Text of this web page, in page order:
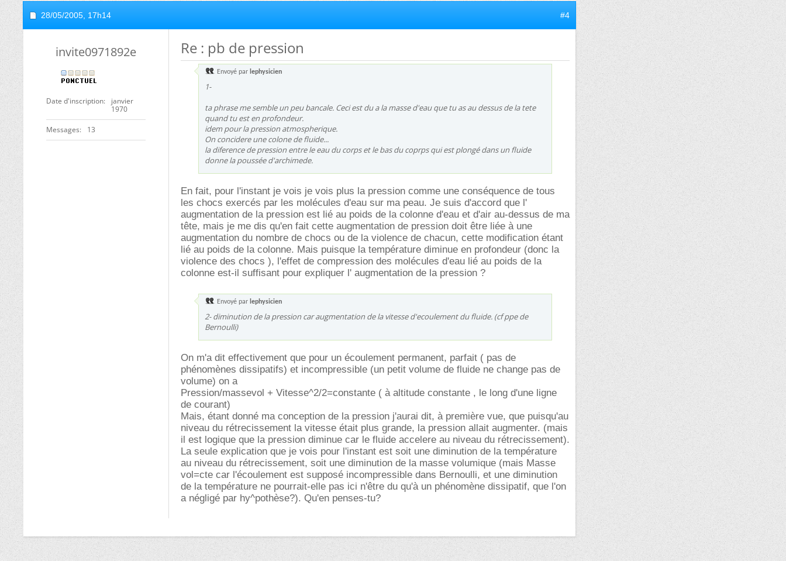
28/05/2005, 17h14 #4
invite0971892e
Date d'inscription
janvier
1970
Messages 13
Re : pb de pression
Envoyé par lephysicien
1-
ta phrase me semble un peu bancale. Ceci est du a la masse d'eau que tu as au dessus de la tete
quand tu est en profondeur.
idem pour la pression atmospherique.
On concidere une colone de fluide...
la diference de pression entre le eau du corps et le bas du coprps qui est plongé dans un fluide
donne la poussée d'archimede.
En fait, pour l'instant je vois je vois plus la pression comme une conséquence de tous
les chocs exercés par les molécules d'eau sur ma peau. Je suis d'accord que l'
augmentation de la pression est lié au poids de la colonne d'eau et d'air au-dessus de ma
tête, mais je me dis qu'en fait cette augmentation de pression doit être liée à une
augmentation du nombre de chocs ou de la violence de chacun, cette modification étant
lié au poids de la colonne. Mais puisque la température diminue en profondeur (donc la
violence des chocs ), l'effet de compression des molécules d'eau lié au poids de la
colonne est-il suffisant pour expliquer l' augmentation de la pression ?
Envoyé par lephysicien
2- diminution de la pression car augmentation de la vitesse d'ecoulement du fluide. (cf ppe de
Bernoulli)
On m'a dit effectivement que pour un écoulement permanent, parfait ( pas de
phénomènes dissipatifs) et incompressible (un petit volume de fluide ne change pas de
volume) on a
Pression/massevol + Vitesse^2/2=constante ( à altitude constante , le long d'une ligne
de courant)
Mais, étant donné ma conception de la pression j'aurai dit, à première vue, que puisqu'au
niveau du rétrecissement la vitesse était plus grande, la pression allait augmenter. (mais
il est logique que la pression diminue car le fluide accelere au niveau du rétrecissement).
La seule explication que je vois pour l'instant est soit une diminution de la température
au niveau du rétrecissement, soit une diminution de la masse volumique (mais Masse
vol=cte car l'écoulement est supposé incompressible dans Bernoulli, et une diminution
de la température ne pourrait-elle pas ici n'être du qu'à un phénomène dissipatif, que l'on
a négligé par hy^pothèse?). Qu'en penses-tu?